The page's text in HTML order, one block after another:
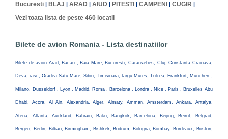
Bucuresti BLAJ |ARAD |AIUD PITESTI |CAMPENI |CUGIR
Vezi toata lista de peste 460 locatii
Bilete de avion Romania - Lista destinatiilor
Bilete de avion Arad, Bacau , Baia Mare, Bucuresti, Caransebes, Cluj, Constanta Craioava,
Deva, iasi , Oradea Satu Mare, Sibiu, Timisioara, targu Mures, Tulcea, Frankfurt, Munchen ,
Milano, Dusseldorf , Lyon , Madrid, Roma , Barcelona , Londra , Nice , Paris , Bruxelles Abu
Dhabi, Accra, Al Ain, Alexandria, Alger, Almaty, Amman, Amsterdam, Ankara, Antalya,
Atena, Atlanta, Auckland, Bahrain, Baku, Bangkok, Barcelona, Beijing, Beirut, Belgrad,
Bergen, Berlin, Bilbao, Birmingham, Bishkek, Bodrum, Bologna, Bombay, Bordeaux, Boston,